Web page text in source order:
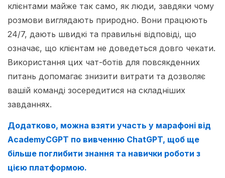
клієнтами майже так само, як люди, завдяки чому
розмови виглядають природно. Вони працюють
24/7, дають швидкі та правильні відповіді, що
означає, що клієнтам не доведеться довго чекати.
Використання цих чат-ботів для повсякденних
питань допомагає знизити витрати та дозволяє
вашій команді зосередитися на складніших
завданнях.
Додатково, можна взяти участь у марафоні від
AcademyCGPT по вивченню ChatGPT, щоб ще
більше поглибити знання та навички роботи з
цією платформою.